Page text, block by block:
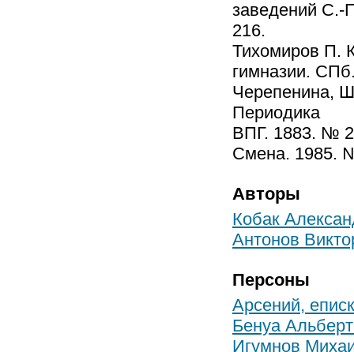
заведений С.-
216.
Тихомиров П.
гимназии.
Черепенина,
Периодика
ВПГ. 1883. №
Смена. 1985.
Авторы
Кобак
Антонов
Персоны
Арсений,
Бенуа
Игумнов